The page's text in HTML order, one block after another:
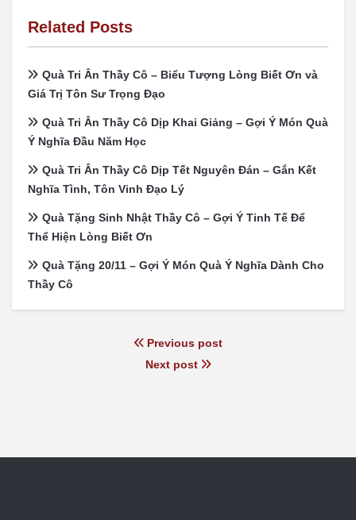
Related Posts
Quà Tri Ân Thầy Cô – Biểu Tượng Lòng Biết Ơn và
Giá Trị Tôn Sư Trọng Đạo
Quà Tri Ân Thầy Cô Dịp Khai Giảng – Gợi Ý Món Quà
Ý Nghĩa Đầu Năm Học
Quà Tri Ân Thầy Cô Dịp Tết Nguyên Đán – Gắn Kết
Nghĩa Tình, Tôn Vinh Đạo Lý
Quà Tặng Sinh Nhật Thầy Cô – Gợi Ý Tinh Tế Để
Thể Hiện Lòng Biết Ơn
Quà Tặng 20/11 – Gợi Ý Món Quà Ý Nghĩa Dành Cho
Thầy Cô
Previous post
Next post